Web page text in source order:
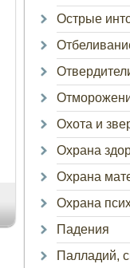
Острые
Охота и
Охрана
Охрана
Охрана
Падения
Палладий,